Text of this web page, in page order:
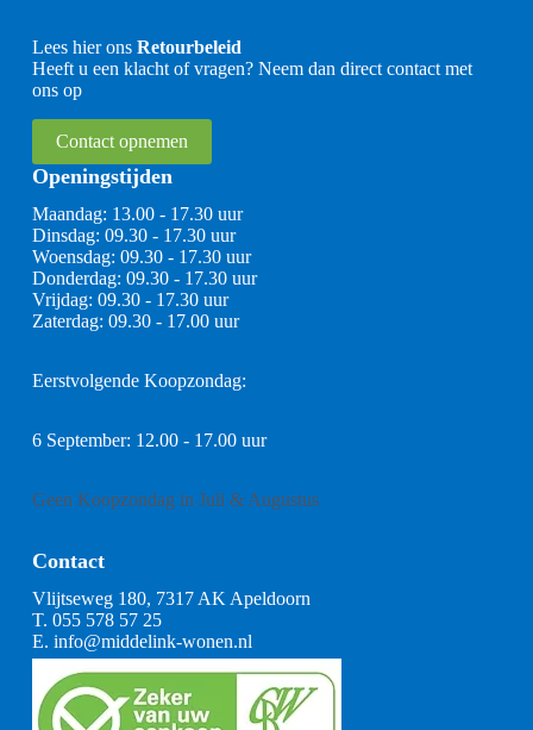
Lees hier ons Retourbeleid
Heeft u een klacht of vragen? Neem dan direct contact met
ons op
Contact opnemen
Openingstijden
Maandag: 13.00 - 17.30 uur
Dinsdag: 09.30 - 17.30 uur
Woensdag: 09.30 - 17.30 uur
Donderdag: 09.30 - 17.30 uur
Vrijdag: 09.30 - 17.30 uur
Zaterdag: 09.30 - 17.00 uur
Eerstvolgende Koopzondag:
6 September: 12.00 - 17.00 uur
Geen Koopzondag in Juli & Augustus
Contact
Vlijtseweg 180, 7317 AK Apeldoorn
T. 055 578 57 25
E. info@middelink-wonen.nl